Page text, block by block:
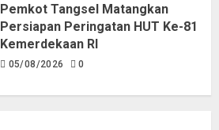
Pemkot Tangsel Matangkan
Persiapan Peringatan HUT Ke-81
Kemerdekaan RI
05/08/2026 0